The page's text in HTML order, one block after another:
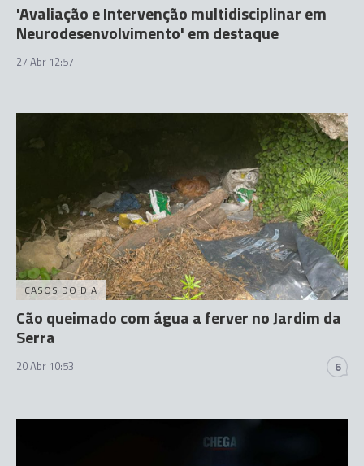
'Avaliação e Intervenção multidisciplinar em
Neurodesenvolvimento' em destaque
27 Abr 12:57
CASOS DO DIA
Cão queimado com água a ferver no Jardim da
Serra
20 Abr 10:53 6